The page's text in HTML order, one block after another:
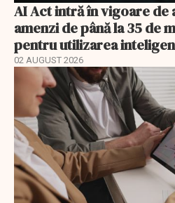
AI Act intră în vigoare de
amenzi de până la 35 de
pentru utilizarea
02 AUGUST 2026